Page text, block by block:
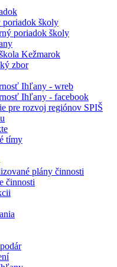
poriadok školy
poriadok školy
Kežmarok
zbor
Ihľany - wreb
Ihľany - facebook
pre rozvoj regiónov SPIŠ
tímy
plány činnosti
činnosti